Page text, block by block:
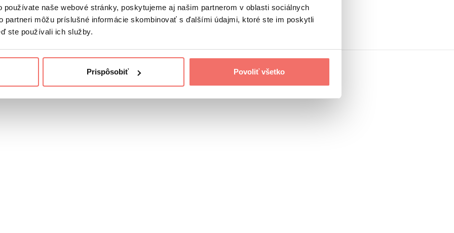
používate naše webové stránky, poskytujeme aj našim partnerom v oblasti sociálnych
partneri môžu príslušné informácie skombinovať s ďalšími údajmi, ktoré ste im poskytli
ste používali ich služby.
Prispôsobiť Povoliť všetko